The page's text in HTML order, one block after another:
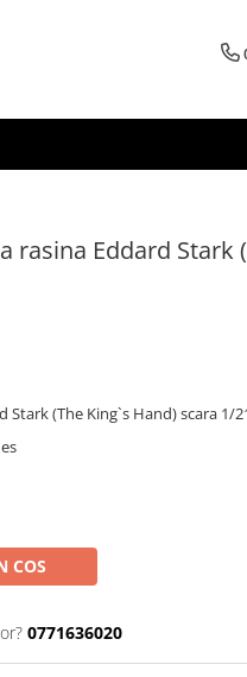
rasina Eddard Stark
(The King`s Hand) scara 1/
COS
0771636020